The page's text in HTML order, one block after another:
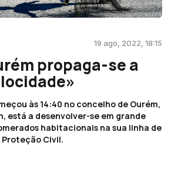
19 ago, 2022, 18:15
propaga-se a
às 14:40 no concelho de Ourém,
está a desenvolver-se em grande
habitacionais na sua linha de
Proteção Civil.